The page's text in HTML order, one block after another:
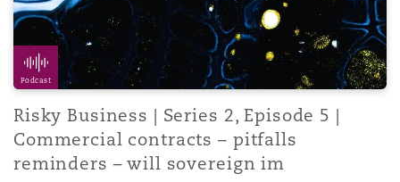
Podcast
Risky Business | Series 2, Episode 5 |
Commercial contracts – pitfalls
reminders – will sovereign im